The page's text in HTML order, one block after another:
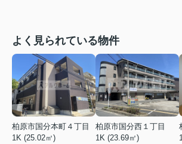
よく見られている物件
柏原市国分本町４丁目
1K (25.02㎡)
柏原市国分西１丁目
1K (23.69㎡)